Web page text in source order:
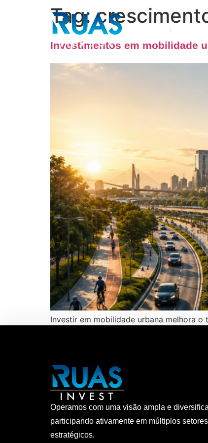
Tag:
Investimentos em mobilidade
Investir em mobilidade urbana melhora
Operamos com uma visão ampla e
participando ativamente em múltiplos setores
estratégicos.